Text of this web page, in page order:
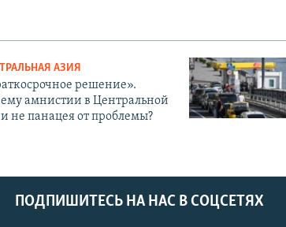
АЗИЯ
решение».
амнистии в Центральной
не панацея от проблемы?
ПОДПИШИТЕСЬ НА НАС В СОЦСЕТЯХ